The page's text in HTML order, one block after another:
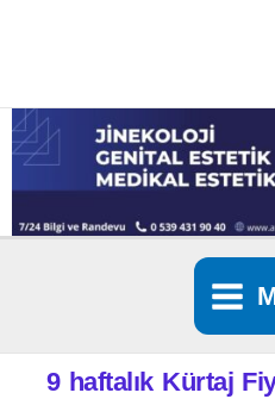
9 haftalık Kürtaj